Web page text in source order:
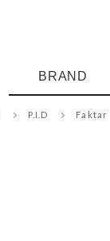
BRAND
P.I.D Faktar